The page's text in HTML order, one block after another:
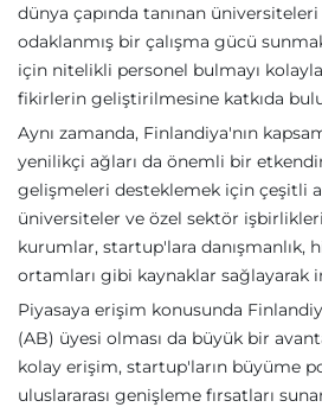
dünya çapında tanınan
odaklanmış bir çalışma gücü
için nitelikli personel bulmayı
fikirlerin geliştirilmesine katkıda
Aynı zamanda, Finlandiya'nın
yenilikçi ağları da önemli bir
gelişmeleri desteklemek için çeşitli
üniversiteler ve özel sektör
kurumlar, startup'lara danışmanlık,
ortamları gibi kaynaklar sağlayarak
Piyasaya erişim konusunda
(AB) üyesi olması da büyük bir
kolay erişim, startup'ların büyüme
uluslararası genişleme fırsatları